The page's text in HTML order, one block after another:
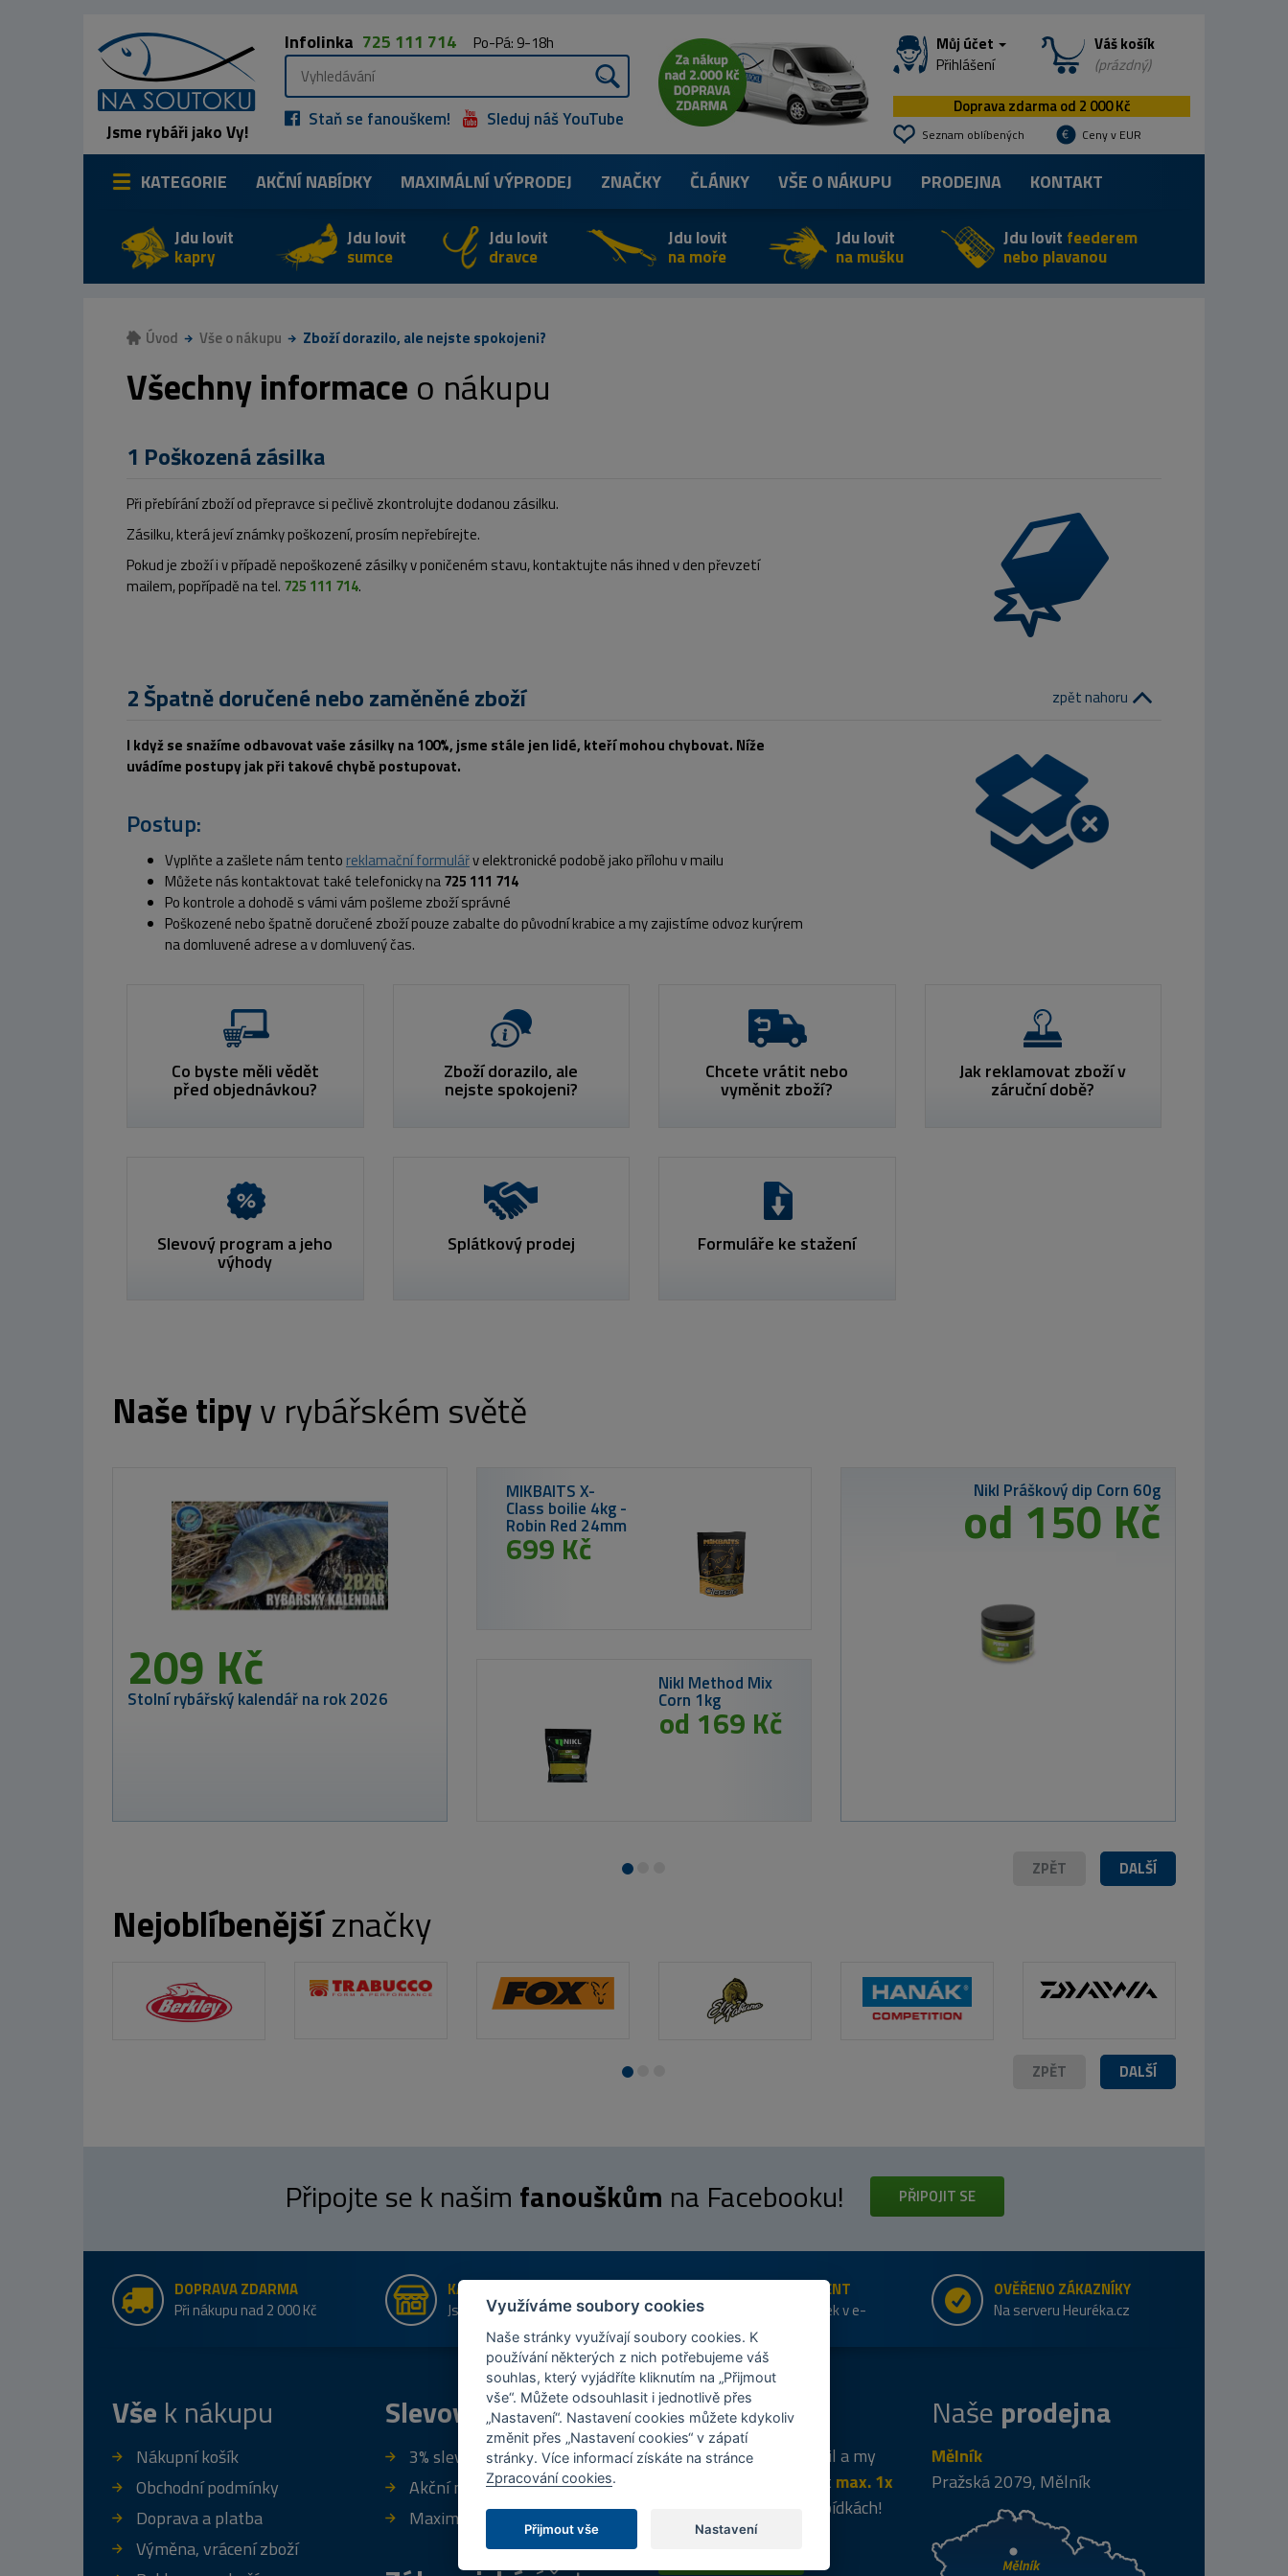
Jsme rybáři jako Vy!
Infolinka 725 111 714 Po-Pá: 9-18h
Staň se fanouškem! Sleduj náš YouTube
Můj účet
Přihlášení
Váš košík
(prázdný)
Doprava zdarma od 2 000 Kč
Seznam oblíbených Ceny v EUR
KATEGORIE AKČNÍ NABÍDKY MAXIMÁLNÍVÝPRODEJ ZNAČKY ČLÁNKY VŠE O NÁKUPU PRODEJNA KONTAKT
Jdu lovit
kapry
Jdu lovit
sumce
Jdu lovit
dravce
Jdu lovit
na moře
Jdu lovit
na mušku
Jdu lovit feederem
nebo plavanou
Úvod Vše o nákupu Zboží dorazilo, ale nejste spokojeni?
Všechny informace o nákupu
1 Poškozená zásilka
Při přebírání zboží od přepravce si pečlivě zkontrolujte dodanou zásilku.
Zásilku, která jeví známky poškození, prosím nepřebírejte.
Pokud je zboží i v případě nepoškozené zásilky v poničeném stavu, kontaktujte nás ihned v den převzetí
mailem, popřípadě na tel. 725 111 714.
2 Špatně doručené nebo zaměněné zboží zpět nahoru
I když se snažíme odbavovat vaše zásilky na 100%, jsme stále jen lidé, kteří mohou chybovat. Níže
uvádíme postupy jak při takové chybě postupovat.
Postup:
Vyplňte a zašlete nám tento reklamační formulářv elektronické podobě jako přílohu v mailu
Můžete nás kontaktovat také telefonicky na725 111 714
Po kontrole a dohodě s vámi vám pošleme zboží správné
Poškozené nebo špatně doručené zboží pouze zabalte do původní krabice a my zajistíme odvoz kurýrem
na domluvené adrese a v domluvený čas.
Co byste měli vědět
před objednávkou?
Zboží dorazilo, ale
nejste spokojeni?
Chcete vrátit nebo
vyměnit zboží?
Jak reklamovat zboží v
záruční době?
Slevový program a jeho
výhody
Splátkový prodej Formuláře ke stažení
Naše tipyv rybářském světě
209 Kč
Stolní rybářský kalendář na rok 2026
MIKBAITS X-
Class boilie 4kg -
Robin Red 24mm
699 Kč
Nikl Method Mix
Corn 1kg
od 169 Kč
Nikl Práškový dip Corn 60g
od 150 Kč
DALŠÍ
ZPĚT
Nejoblíbenějšíznačky
DALŠÍ
ZPĚT
Připojte se k našim fanouškům na Facebooku! PŘIPOJIT SE
DOPRAVA ZDARMA
Při nákupu nad 2 000 Kč
KAMENNÉ PRODEJNY
Jsme na trhu více než 10 let
ŠIROKÝ SORTIMENT
Přes 20 tis. položek v e-
shopu
OVĚŘENO ZÁKAZNÍKY
Na serveru Heuréka.cz
Vše k nákupu
Nákupní košík
Obchodní podmínky
Doprava a platba
Výměna, vrácení zboží
Slevový program
3% sleva za registraci
Akční nabídky
Maximální výprodej
Tipyk nákupu
Napište nám svůj e-mail a my
vás budeme informovat max. 1x
o zajímavých nabídkách!
Naše prodejna
Mělník
Pražská 2079, Mělník
Využíváme soubory cookies
Naše stránky využívají soubory cookies. K
používání některých z nich potřebujeme váš
souhlas, který vyjádříte kliknutím na „Přijmout
vše“. Můžete odsouhlasit i jednotlivě přes
„Nastavení“. Nastavení cookies můžete kdykoliv
změnit přes „Nastavení cookies“ v zápatí
stránky. Více informací získáte na stránce
Zpracování cookies.
Přijmout vše Nastavení